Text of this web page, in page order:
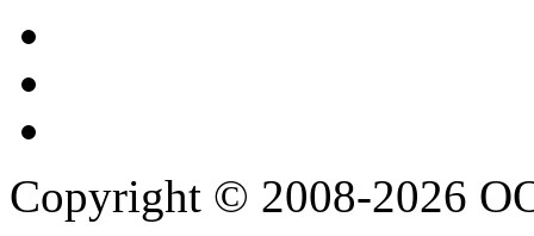
Copyright © 2008-2026